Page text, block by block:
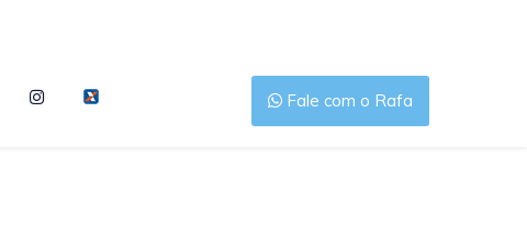
Fale com o Rafa